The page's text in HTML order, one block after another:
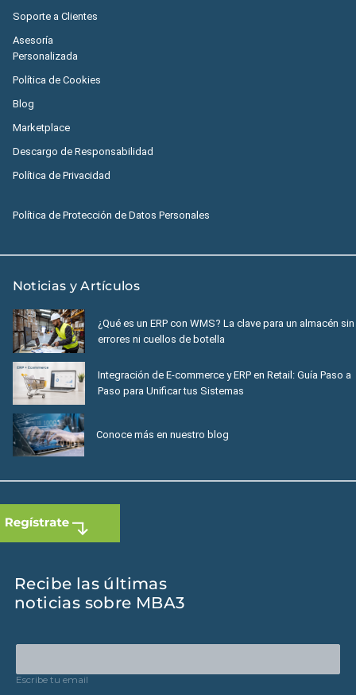
Soporte a Clientes
Asesoría
Personalizada
Política de Cookies
Blog
Marketplace
Descargo de Responsabilidad
Política de Privacidad
Política de Protección de Datos Personales
Noticias y Artículos
¿Qué es un ERP con WMS? La clave para un almacén sin
errores ni cuellos de botella
Integración de E-commerce y ERP en Retail: Guía Paso a
Paso para Unificar tus Sistemas
Conoce más en nuestro blog
Recibe las últimas
noticias sobre MBA3
Escribe tu email